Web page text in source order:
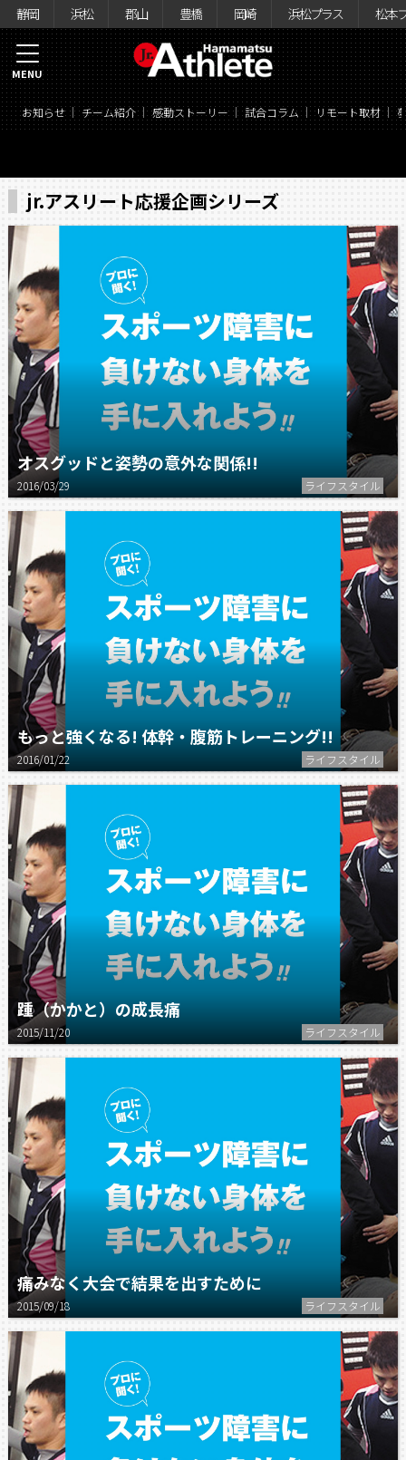
静岡 浜松 郡山 豊橋 岡崎 浜松プラス 松本
お知らせ チーム紹介 感動ストーリー 試合コラム リモート取材
MENU
jr.アスリート応援企画シリーズ
オスグッドと姿勢の意外な関係!!
2016/03/29 ライフスタイル
もっと強くなる! 体幹・腹筋トレーニング!!
2016/01/22 ライフスタイル
踵（かかと）の成長痛
2015/11/20 ライフスタイル
痛みなく大会で結果を出すために
2015/09/18 ライフスタイル